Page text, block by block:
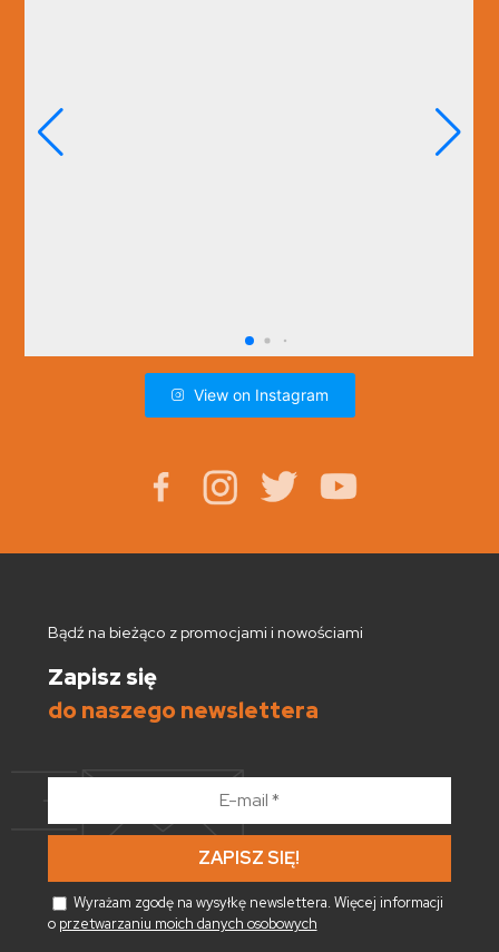
View on Instagram
Bądź na bieżąco z promocjami i nowościami
Zapisz się
do naszego newslettera
*
Wyrażam zgodę na wysyłkę newslettera. Więcej informacji
o przetwarzaniu moich danych osobowych